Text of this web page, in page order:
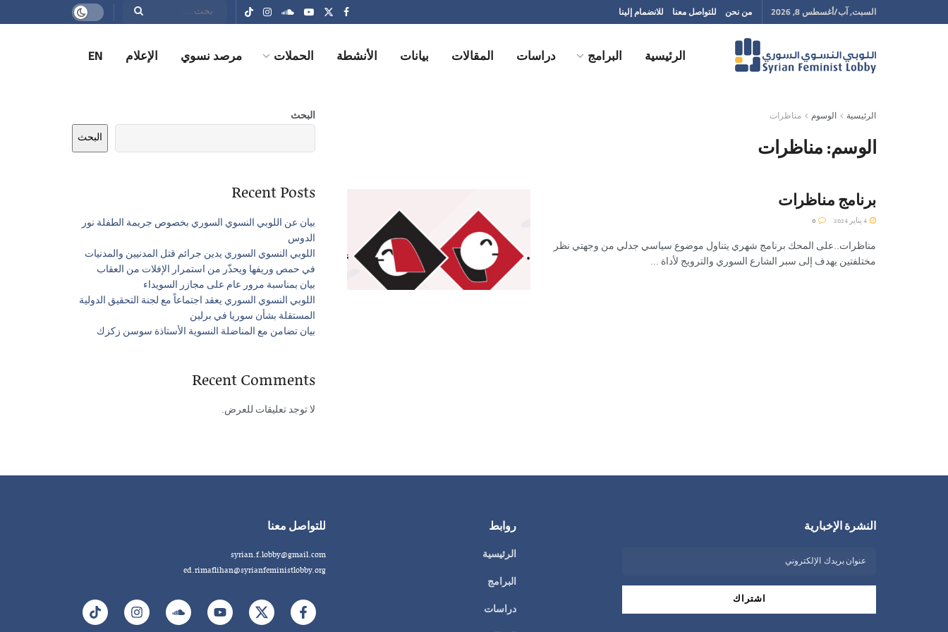
السبت, آب/أغسطس 8, 2026 من نحن للتواصل معنا للانضمام إلينا
الرئيسية البرامج دراسات المقالات بيانات الأنشطة الحملات مرصد نسوي الإعلام EN
الرئيسية الوسوم مناظرات
الوسم:مناظرات
برنامج مناظرات
مناظرات..على المحك برنامج شهري يتناول موضوع سياسي جدلي من وجهتي نظر
مختلفتين يهدف إلى سبر الشارع السوري والترويج لأداة ...
البحث
البحث
Recent Posts
بيان عن اللوبي النسوي السوري بخصوص جريمة الطفلة نور
الدوس
اللوبي النسوي السوري يدين جرائم قتل المدنيين والمدنيات
في حمص وريفها ويحذّر من استمرار الإفلات من العقاب
بيان بمناسبة مرور عام على مجازر السويداء
اللوبي النسوي السوري يعقد اجتماعاً مع لجنة التحقيق الدولية
المستقلة بشأن سوريا في برلين
بيان تضامن مع المناضلة النسوية الأستاذة سوسن زكزك
Recent Comments
لا توجد تعليقات للعرض.
النشرة الإخبارية روابط
الرئيسية
البرامج
دراسات
للتواصل معنا
syrian.f.lobby@gmail.com
ed.rimaflihan@syrianfeministlobby.org